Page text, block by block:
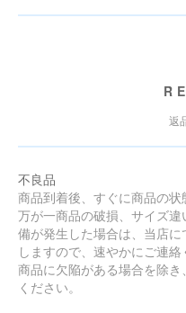
返
不良品
商品到着後、すぐに商品の状
万が一商品の破損、サイズ
備が発生した場合は、当店
しますので、速やかにご連絡
商品に欠陥がある場合を除
ください。